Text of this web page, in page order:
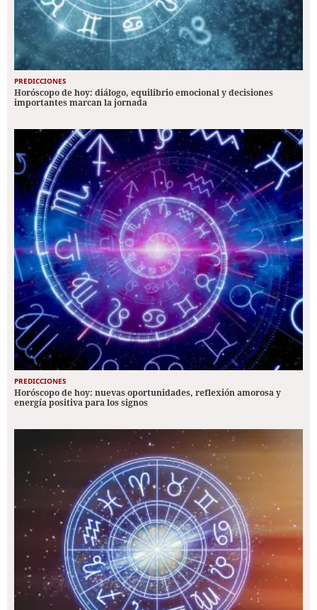
PREDICCIONES
Horóscopo de hoy: diálogo, equilibrio emocional y decisiones
importantes marcan la jornada
PREDICCIONES
Horóscopo de hoy: nuevas oportunidades, reflexión amorosa y
energía positiva para los signos